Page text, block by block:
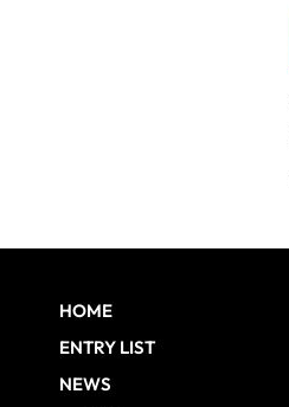
HOME
ENTRY LIST
NEWS